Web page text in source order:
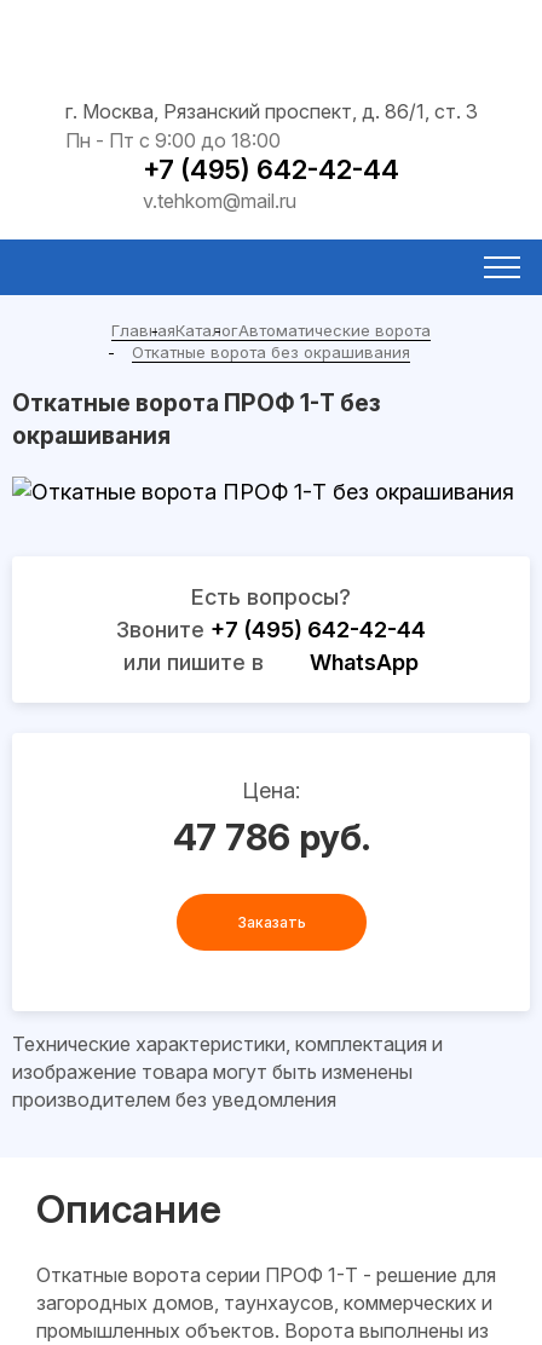
г. Москва, Рязанский проспект, д. 86/1, ст. 3
Пн - Пт с 9:00 до 18:00
+7 (495) 642-42-44
v.tehkom@mail.ru
ГлавнаяКаталогАвтоматические ворота
Откатные ворота без окрашивания
Откатные ворота ПРОФ 1-Т без
окрашивания
Есть вопросы?
Звоните +7 (495) 642-42-44
или пишите в
WhatsApp
Цена:
47 786 руб.
Заказать
Технические характеристики, комплектация и
изображение товара могут быть изменены
производителем без уведомления
Описание
Откатные ворота серии ПРОФ 1-Т - решение для
загородных домов, таунхаусов, коммерческих и
промышленных объектов. Ворота выполнены из